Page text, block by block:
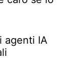
agenti IA